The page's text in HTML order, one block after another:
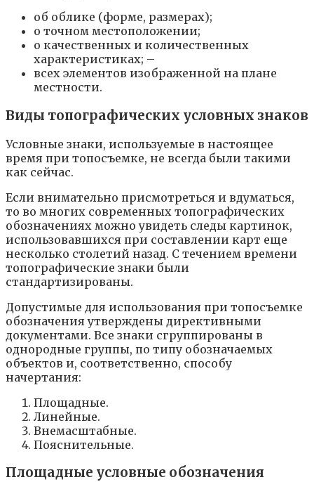
об облике (форме, размерах);
о точном местоположении;
о качественных и количественных
характеристиках; –
всех элементов изображенной на плане
местности.
Виды топографических условных знаков
Условные знаки, используемые в настоящее
время при топосъемке, не всегда были такими
как сейчас.
Если внимательно присмотреться и вдуматься,
то во многих современных топографических
обозначениях можно увидеть следы картинок,
использовавшихся при составлении карт еще
несколько столетий назад. С течением времени
топографические знаки были
стандартизированы.
Допустимые для использования при топосъемке
обозначения утверждены директивными
документами. Все знаки сгруппированы в
однородные группы, по типу обозначаемых
объектов и, соответственно, способу
начертания:
Площадные.
Линейные.
Внемасштабные.
Пояснительные.
Площадные условные обозначения